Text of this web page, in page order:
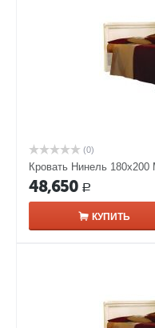
(0)
Кровать Нинель
48,650 Р
КУПИТЬ